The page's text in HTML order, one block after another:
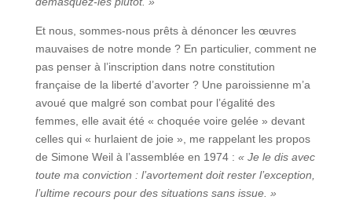
Et nous, sommes-nous prêts à dénoncer les œuvres
mauvaises de notre monde ? En particulier, comment ne
pas penser à l’inscription dans notre constitution
française de la liberté d’avorter ? Une paroissienne m’a
avoué que malgré son combat pour l’égalité des
femmes, elle avait été « choquée voire gelée » devant
celles qui « hurlaient de joie », me rappelant les propos
de Simone Weil à l’assemblée en 1974 : « Je le dis avec
toute ma conviction : l’avortement doit rester l’exception,
l’ultime recours pour des situations sans issue. »